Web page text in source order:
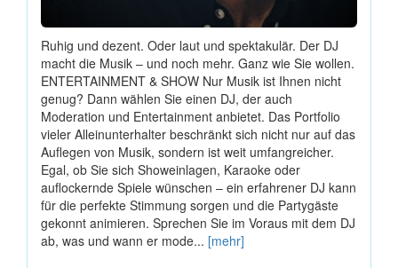
Ruhig und dezent. Oder laut und spektakulär. Der DJ
macht die Musik ‒ und noch mehr. Ganz wie Sie wollen.
ENTERTAINMENT & SHOW Nur Musik ist Ihnen nicht
genug? Dann wählen Sie einen DJ, der auch
Moderation und Entertainment anbietet. Das Portfolio
vieler Alleinunterhalter beschränkt sich nicht nur auf das
Auflegen von Musik, sondern ist weit umfangreicher.
Egal, ob Sie sich Showeinlagen, Karaoke oder
auflockernde Spiele wünschen ‒ ein erfahrener DJ kann
für die perfekte Stimmung sorgen und die Partygäste
gekonnt animieren. Sprechen Sie im Voraus mit dem DJ
ab, was und wann er mode... [mehr]